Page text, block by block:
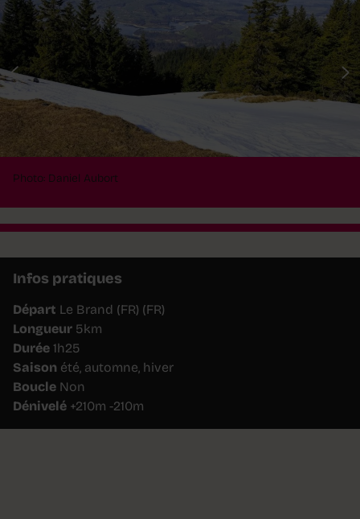
Photo: Daniel Aubort
Infos pratiques
Départ Le Brand (FR) (FR)
Longueur 5km
Durée 1h25
Saison été, automne, hiver
Boucle Non
Dénivelé +210m -210m